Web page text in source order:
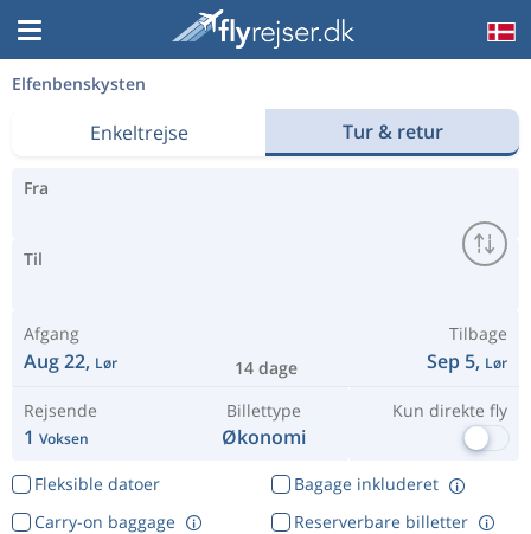
Elfenbenskysten
Enkeltrejse Tur & retur
Fra
Til
Afgang
Aug 22, Lør 14 dage
Tilbage
Sep 5, Lør
Rejsende
1 Voksen
Billettype
Økonomi
Kun direkte fly
Fleksible datoer
Bagage inkluderet
Reserverbare billetter
Carry-on baggage